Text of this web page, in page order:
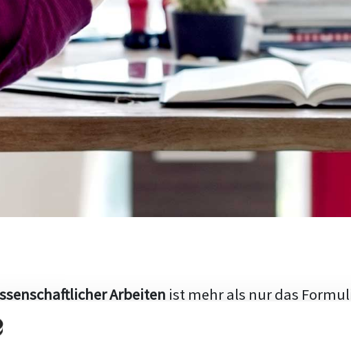
Arbeiten ist mehr als nur das
einen logischen Aufbau und die Fähigkeit, den